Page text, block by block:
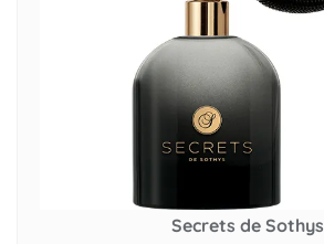
Secrets de Sothys